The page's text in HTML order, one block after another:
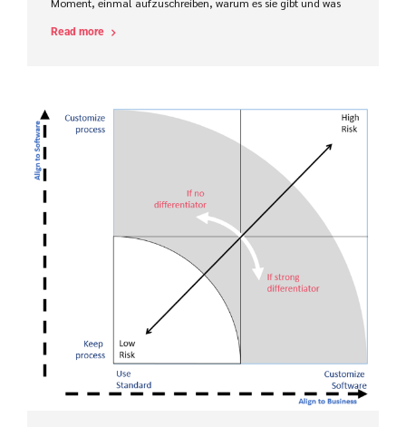
Prozessmanagement. Und was dieser Begriff eigentlich heißt,
Read more